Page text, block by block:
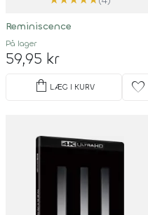
Reminiscence
På lager
59,95 kr
shopping_bag LÆG I KURV favorite